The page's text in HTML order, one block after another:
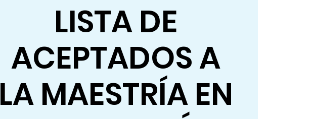
LISTA DE
ACEPTADOS A
LA MAESTRÍA EN